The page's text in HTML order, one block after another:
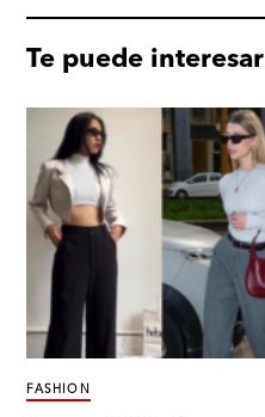
Te puede interesar
FASHION